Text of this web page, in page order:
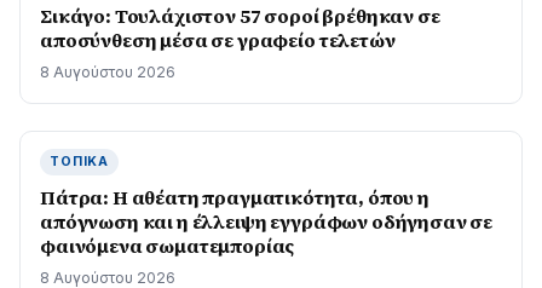
Σικάγο: Τουλάχιστον 57 σοροί βρέθηκαν σε
αποσύνθεση μέσα σε γραφείο τελετών
8 Αυγούστου 2026
ΤΟΠΙΚΆ
Πάτρα: Η αθέατη πραγματικότητα, όπου η
απόγνωση και η έλλειψη εγγράφων οδήγησαν σε
φαινόμενα σωματεμπορίας
8 Αυγούστου 2026